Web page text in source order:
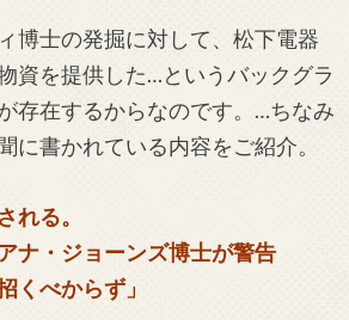
博士の発掘に対して、松下電器
資を提供した…というバックグラ
存在するからなのです。…ちなみ
に書かれている内容をご紹介。
れる。
ナ・ジョーンズ博士が警告
くべからず」